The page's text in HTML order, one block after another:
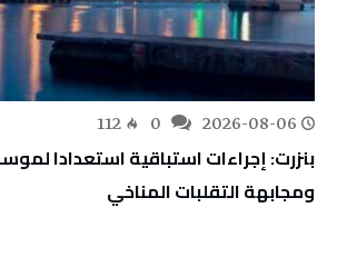
2026-08-06
112
بنزرت: إجراءات استباقية استعدادا
ومجابهة التقلبات المناخي